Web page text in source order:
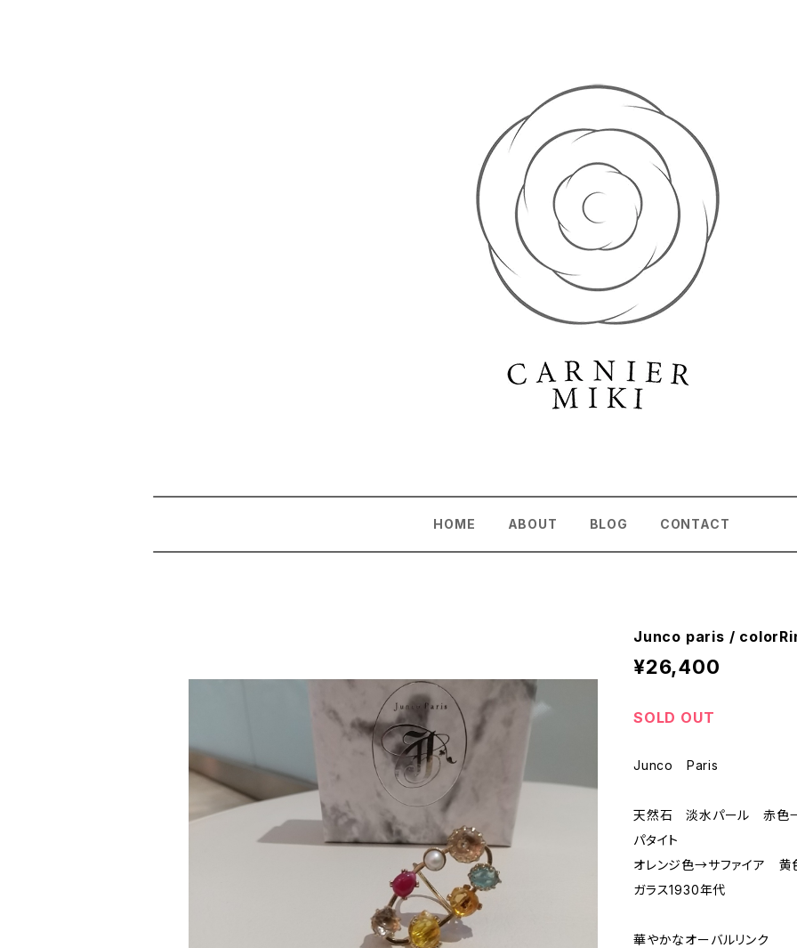
HOME ABOUT BLOG CONTACT
Junco paris /
¥26,400
SOLD OUT
Junco Paris
天然石 淡水パール 赤
パタイト
オレンジ色→サファイア
ガラス1930年代
華やかなオーバルリンク